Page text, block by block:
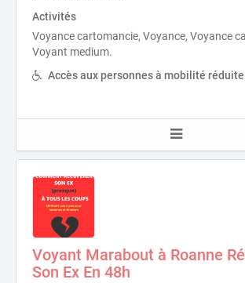
Activités
Voyance cartomancie, Voyance, Voyance
Voyant medium.
Accès aux personnes à mobilité réduite
Voyant Marabout à Roanne
Son Ex En 48h